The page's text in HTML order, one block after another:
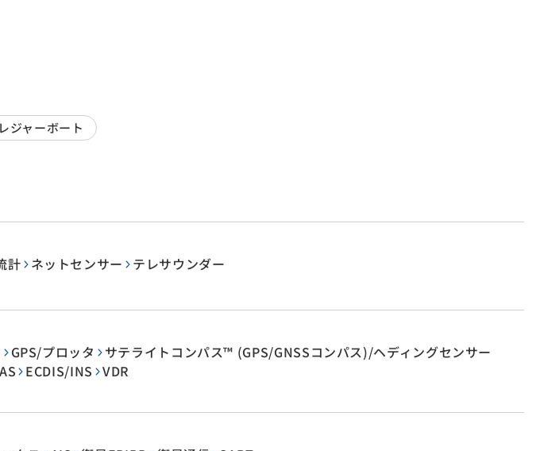
ジャーボート
計 ネットセンサー テレサウンダー
GPS/プロッタ
サテライトコンパス™ (GPS/GNSSコンパス)/ヘディングセンサー
ECDIS/INS VDR